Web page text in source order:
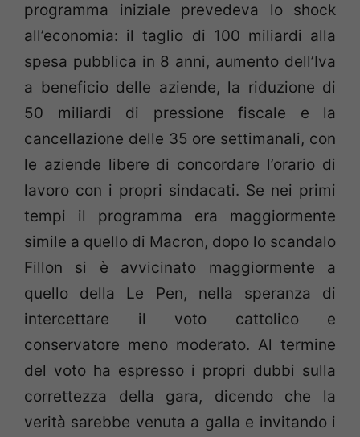
programma iniziale prevedeva lo shock
all’economia: il taglio di 100 miliardi alla
spesa pubblica in 8 anni, aumento dell’Iva
a beneficio delle aziende, la riduzione di
50 miliardi di pressione fiscale e la
cancellazione delle 35 ore settimanali, con
le aziende libere di concordare l’orario di
lavoro con i propri sindacati. Se nei primi
tempi il programma era maggiormente
simile a quello di Macron, dopo lo scandalo
Fillon si è avvicinato maggiormente a
quello della Le Pen, nella speranza di
intercettare il voto cattolico e
conservatore meno moderato. Al termine
del voto ha espresso i propri dubbi sulla
correttezza della gara, dicendo che la
verità sarebbe venuta a galla e invitando i